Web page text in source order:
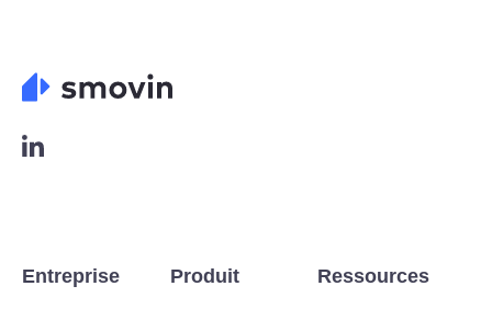
L
n
Entreprise Produit Ressources